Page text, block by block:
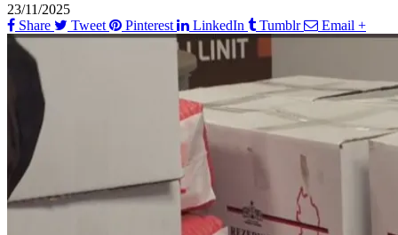
23/11/2025
Share
Tweet Pinterest LinkedIn Tumblr Email +